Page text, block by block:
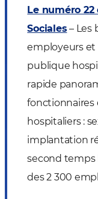
Le numéro
Sociales – Les
employeurs et
publique
rapide
fonctionnaires
hospitaliers :
implantation
second temps
des 2 300